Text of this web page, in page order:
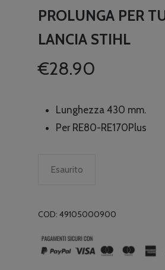
PROLUNGA PER
LANCIA STIHL
€28.90
Lunghezza 430 mm.
Per RE80-RE170Plus
Esaurito
COD: 49105000900